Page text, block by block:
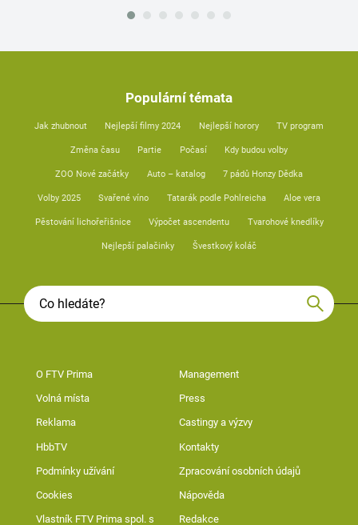
Populární témata
Jak zhubnout Nejlepší filmy 2024 Nejlepší horory TV program
Změna času Partie Počasí Kdy budou volby
ZOO Nové začátky Auto – katalog 7 pádů Honzy Dědka
Volby 2025 Svařené víno Tatarák podle Pohlreicha Aloe vera
Pěstování lichořeřišnice Výpočet ascendentu Tvarohové knedlíky
Nejlepší palačinky Švestkový koláč
O FTV Prima Management
Volná místa Press
Reklama Castingy a výzvy
HbbTV Kontakty
Podmínky užívání Zpracování osobních údajů
Cookies Nápověda
Vlastník FTV Prima spol. s Redakce